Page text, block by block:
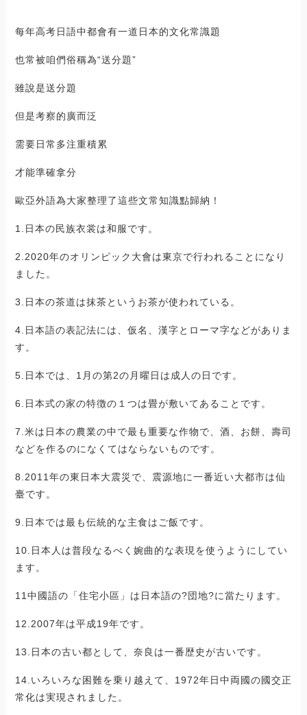
每年高考日語中都會有一道日本的文化常識題
也常被咱們俗稱為“送分題”
雖說是送分題
但是考察的廣而泛
需要日常多注重積累
才能準確拿分
歐亞外語為大家整理了這些文常知識點歸納！
1.日本の民族衣裳は和服です。
2.2020年のオリンピック大會は東京で行われることになり
ました。
3.日本の茶道は抹茶というお茶が使われている。
4.日本語の表記法には、仮名、漢字とローマ字などがありま
す。
5.日本では、1月の第2の月曜日は成人の日です。
6.日本式の家の特徴の１つは畳が敷いてあることです。
7.米は日本の農業の中で最も重要な作物で、酒、お餅、壽司
などを作るのになくてはならないものです。
8.2011年の東日本大震災で、震源地に一番近い大都市は仙
臺です。
9.日本では最も伝統的な主食はご飯です。
10.日本人は普段なるべく婉曲的な表現を使うようにしてい
ます。
11中國語の「住宅小區」は日本語の?団地?に當たります。
12.2007年は平成19年です。
13.日本の古い都として、奈良は一番歴史が古いです。
14.いろいろな困難を乗り越えて、1972年日中両國の國交正
常化は実現されました。